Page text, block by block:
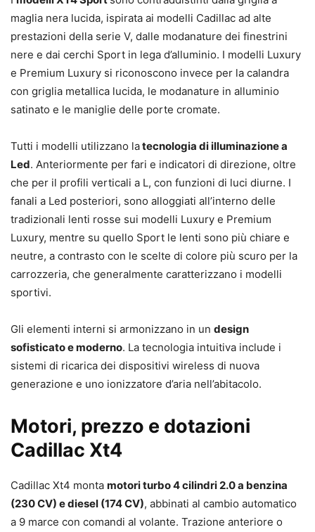
maglia nera lucida, ispirata ai modelli Cadillac ad alte
prestazioni della serie V, dalle modanature dei finestrini
nere e dai cerchi Sport in lega d’alluminio. I modelli Luxury
e Premium Luxury si riconoscono invece per la calandra
con griglia metallica lucida, le modanature in alluminio
satinato e le maniglie delle porte cromate.
Tutti i modelli utilizzano latecnologia di illuminazione a
Led. Anteriormente per fari e indicatori di direzione, oltre
che per il profili verticali a L, con funzioni di luci diurne. I
fanali a Led posteriori, sono alloggiati all’interno delle
tradizionali lenti rosse sui modelli Luxury e Premium
Luxury, mentre su quello Sport le lenti sono più chiare e
neutre, a contrasto con le scelte di colore più scuro per la
carrozzeria, che generalmente caratterizzano i modelli
sportivi.
Gli elementi interni si armonizzano in un design
sofisticato e moderno. La tecnologia intuitiva include i
sistemi di ricarica dei dispositivi wireless di nuova
generazione e uno ionizzatore d’aria nell’abitacolo.
Motori, prezzo e dotazioni
Cadillac Xt4
Cadillac Xt4 monta motori turbo 4 cilindri 2.0 a benzina
(230 CV) e diesel (174 CV), abbinati al cambio automatico
a 9 marce con comandi al volante. Trazione anteriore o